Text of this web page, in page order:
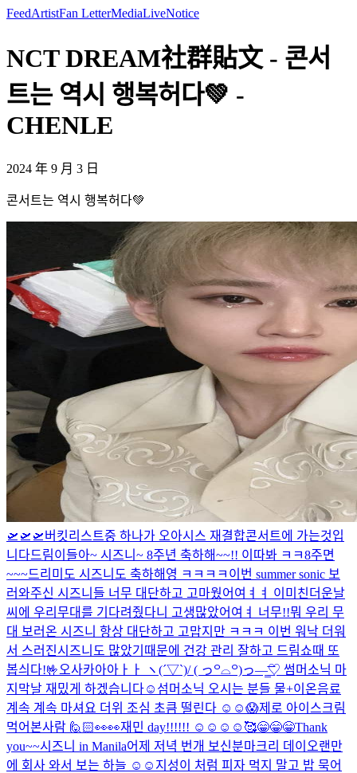
FeedArtistFan LetterMediaLiveNotice
NCT DREAM社群貼文 - 콘서
트는 역시 행복허다💚 -
CHENLE
2024 年 9 月 3 日
콘서트는 역시 행복허다💚
🛫🛫🛫버킷리스트중 하나가 오아시스 재결합콘서트에 가는것입
니다드림이들아~ 시즈니~ 8주년 축하해~~!! 이따봐 ㅋㅋ8주면
~~~드리미도 시즈니도 축하해영 ㅋㅋㅋㅋ 이번 summer sonic 보
러와주신 시즈니들 너무 대단하고 고마웠어여ㅕㅕ 이미친더운날
씨에 우리무대를 기다려줬다니 고생많았어여ㅕ 너무!!뭐 우리 무
대 보러온 시즈니 항상 대단하고 고맙지만 ㅋㅋㅋ 이번 워낙 더워
서 스러진시즈니도 많았기때문에 건강 관리 잘하고 드림쇼때 또
봅싀다!🤟 오사카아아ㅏㅏ ヽ(´▽`)/ ( っ꒪⌓꒪)っ—̳͟͞͞♡ 썸머소닉 마
지막날 재밌게 하겠습니다☺️ 섬머소닉 오시는 분들 물+이온음료
계속 계속 마셔요 더위 조심 초큼 떨린다 ☺️☺️😱제로 아이스크림
먹어본사람 🙋🏻👀👀재민 day!!!!!! ☺️☺️☺️☺️ 🥰😁😁😁Thank
you~~시즈니 in Manila어제 저녁 번개 보신분마크리 데이 오랜만
에 회사 와서 보는 하늘 ☺️☺️ 지성이 처럼 피자 먹지 말고 밥 묵어